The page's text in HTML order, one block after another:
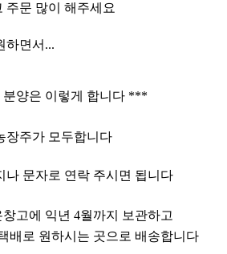
주문 많이 해주세요
하면서 ...
분양은 이렇게 합니다 ***
장주가 모두합니다
나 문자로 연락 주시면 됩니다
고에 익년 4월까지 보관하고
배로 원하시는 곳으로 배송합니다